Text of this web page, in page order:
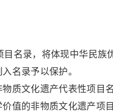
名录，将体现中华民族
名录予以保护。
文化遗产代表性项目
值的非物质文化遗产项